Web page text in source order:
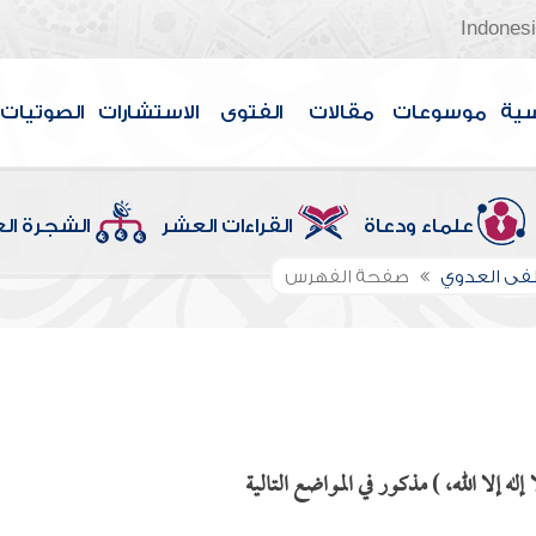
موسوعات مقالات الفتوى الاستشارات الصوتيات
علماء ودعاة القراءات العشر الشجرة
العدوي صفحة الفهرس
الله، ) مذكور في المواضع التالية